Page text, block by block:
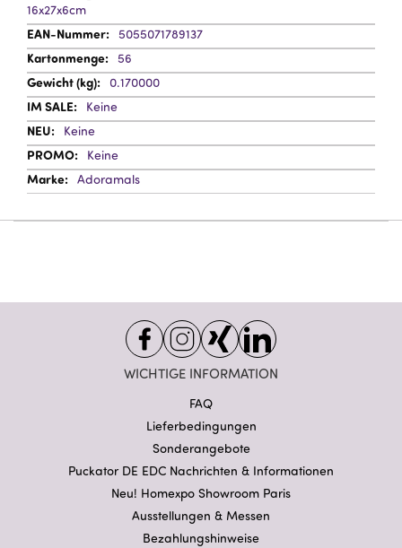
Information
16x27x6cm
5055071789137
56
0.170000
Keine
Keine
Keine
Adoramals
WICHTIGE INFORMATION
FAQ
Lieferbedingungen
Sonderangebote
Puckator DE EDC Nachrichten & Informationen
Neu! Homexpo Showroom Paris
Ausstellungen & Messen
Bezahlungshinweise